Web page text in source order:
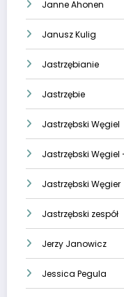
Janne Ahonen
Janusz Kulig
Jastrzębianie
Jastrzębie
Jastrzębski Węgiel
Jastrzębski
Jastrzębski Węgier
Jastrzębski zespół
Jerzy Janowicz
Jessica Pegula